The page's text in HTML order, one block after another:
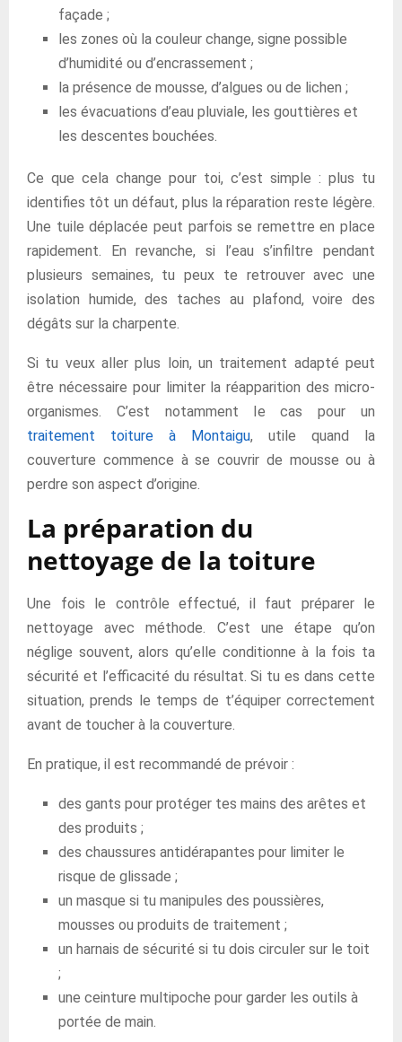
façade ;
les zones où la couleur change, signe possible
d’humidité ou d’encrassement ;
la présence de mousse, d’algues ou de lichen ;
les évacuations d’eau pluviale, les gouttières et
les descentes bouchées.
Ce que cela change pour toi, c’est simple : plus tu
identifies tôt un défaut, plus la réparation reste légère.
Une tuile déplacée peut parfois se remettre en place
rapidement. En revanche, si l’eau s’infiltre pendant
plusieurs semaines, tu peux te retrouver avec une
isolation humide, des taches au plafond, voire des
dégâts sur la charpente.
Si tu veux aller plus loin, un traitement adapté peut
être nécessaire pour limiter la réapparition des micro-
organismes. C’est notamment le cas pour un
traitement toiture à Montaigu, utile quand la
couverture commence à se couvrir de mousse ou à
perdre son aspect d’origine.
La préparation du
nettoyage de la toiture
Une fois le contrôle effectué, il faut préparer le
nettoyage avec méthode. C’est une étape qu’on
néglige souvent, alors qu’elle conditionne à la fois ta
sécurité et l’efficacité du résultat. Si tu es dans cette
situation, prends le temps de t’équiper correctement
avant de toucher à la couverture.
En pratique, il est recommandé de prévoir :
des gants pour protéger tes mains des arêtes et
des produits ;
des chaussures antidérapantes pour limiter le
risque de glissade ;
un masque si tu manipules des poussières,
mousses ou produits de traitement ;
un harnais de sécurité si tu dois circuler sur le toit
;
une ceinture multipoche pour garder les outils à
portée de main.